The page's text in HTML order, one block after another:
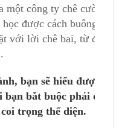
công ty chê cười
được cách buông
với lời chê bai, từ đó
bạn sẽ hiểu được
bắt buộc phải đối
trọng thể diện.